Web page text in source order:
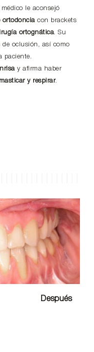
le aconsejó
ortodonciacon brackets
ortognática. Su
de oclusión, así como
paciente.
y afirma haber
y respirar.
Después